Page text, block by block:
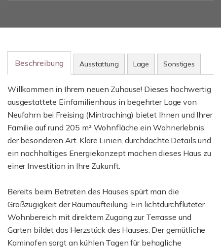
Beschreibung Ausstattung Lage Sonstiges
Willkommen in Ihrem neuen Zuhause! Dieses hochwertig
ausgestattete Einfamilienhaus in begehrter Lage von
Neufahrn bei Freising (Mintraching) bietet Ihnen und Ihrer
Familie auf rund 205 m² Wohnfläche ein Wohnerlebnis
der besonderen Art. Klare Linien, durchdachte Details und
ein nachhaltiges Energiekonzept machen dieses Haus zu
einer Investition in Ihre Zukunft.
Bereits beim Betreten des Hauses spürt man die
Großzügigkeit der Raumaufteilung. Ein lichtdurchfluteter
Wohnbereich mit direktem Zugang zur Terrasse und
Garten bildet das Herzstück des Hauses. Der gemütliche
Kaminofen sorgt an kühlen Tagen für behagliche